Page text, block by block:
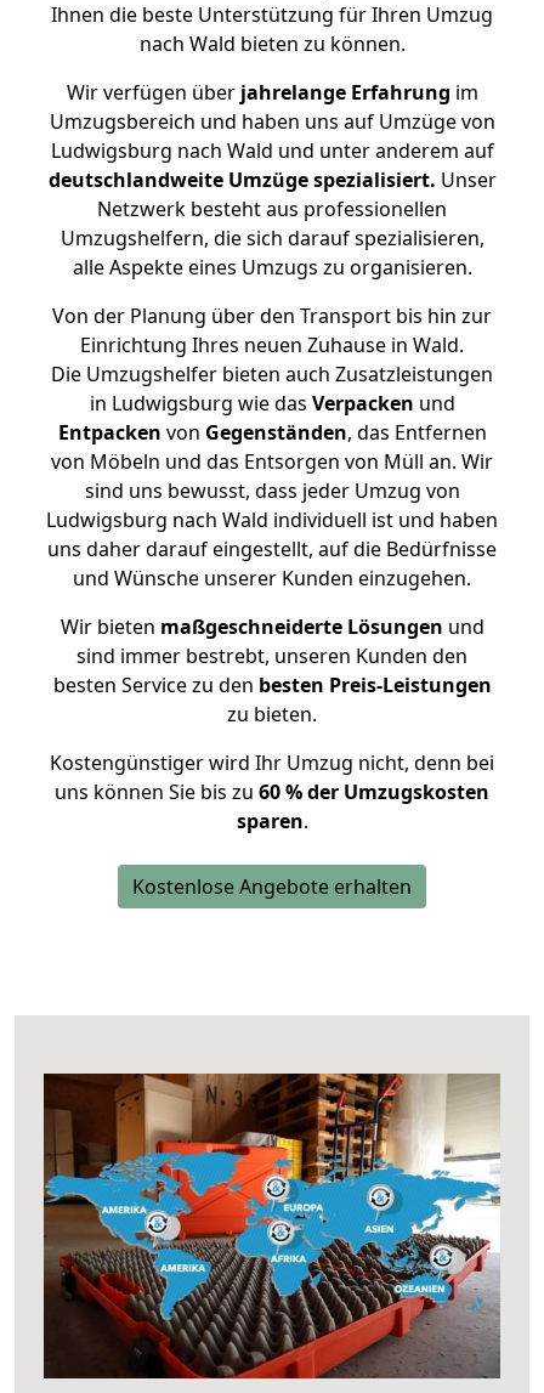
Ihnen die beste Unterstützung für Ihren Umzug
nach Wald bieten zu können.
Wir verfügen überjahrelange Erfahrung im
Umzugsbereich und haben uns auf Umzüge von
Ludwigsburg nach Wald und unter anderem auf
deutschlandweite Umzüge spezialisiert. Unser
Netzwerk besteht aus professionellen
Umzugshelfern, die sich darauf spezialisieren,
alle Aspekte eines Umzugs zu organisieren.
Von der Planung über den Transport bis hin zur
Einrichtung Ihres neuen Zuhause in Wald.
Die Umzugshelfer bieten auch Zusatzleistungen
in Ludwigsburg wie das Verpacken und
Entpacken von Gegenständen, das Entfernen
von Möbeln und das Entsorgen von Müll an. Wir
sind uns bewusst, dass jeder Umzug von
Ludwigsburg nach Wald individuell ist und haben
uns daher darauf eingestellt, auf die Bedürfnisse
und Wünsche unserer Kunden einzugehen.
Wir bieten maßgeschneiderte Lösungen und
sind immer bestrebt, unseren Kunden den
besten Service zu den besten Preis-Leistungen
zu bieten.
Kostengünstiger wird Ihr Umzug nicht, denn bei
uns können Sie bis zu 60 % der Umzugskosten
sparen.
Kostenlose Angebote erhalten